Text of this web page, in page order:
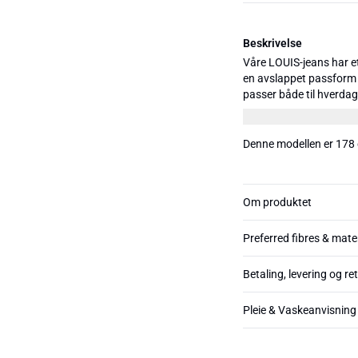
Beskrivelse
Våre LOUIS-jeans har
en avslappet
passer både til
Denne modellen er
Om produktet
Preferred fibres &
Betaling, levering og
Pleie & Vaskeanvisning